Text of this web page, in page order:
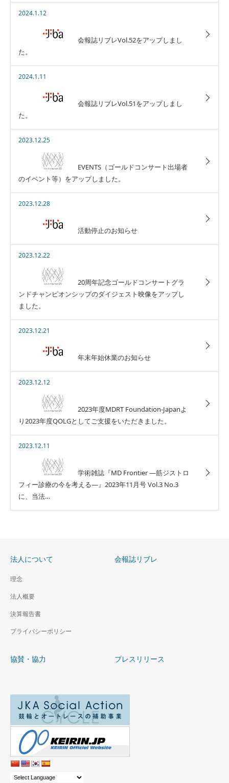
2024.1.12
会報誌リブレVol.52をアップしまし
た。
2024.1.11
会報誌リブレVol.51をアップしまし
た。
2023.12.25
EVENTS（ゴールドコンサート出場者
のイベント等）をアップしました。
2023.12.28
活動停止のお知らせ
2023.12.22
20周年記念ゴールドコンサートグラ
ンドチャンピオンシップのダイジェスト映像をアップし
ました。
2023.12.21
年末年始休業のお知らせ
2023.12.12
2023年度MDRT Foundation-Japanよ
り2023年度QOLGとしてご支援をいただきました。
2023.12.11
学術雑誌『MD Frontier ―筋ジストロ
フィー診療の今を考える―』2023年11月号 Vol.3 No.3
に、当法…
法人について
理念
法人概要
決算報告書
プライバシーポリシー
会報誌リブレ
協賛・協力 プレスリリース